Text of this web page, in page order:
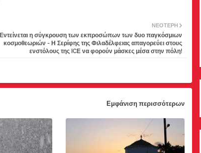
ΝΕΌΤΕΡΗ
Εντείνεται η σύγκρουση των εκπροσώπων των δυο παγκόσμιων
κοσμοθεωριών - Η Σερίφης της Φιλαδέλφειας απαγορεύει στους
ενστόλους της ICΕ να φορούν μάσκες μέσα στην πόλη!
Εμφάνιση περισσότερων